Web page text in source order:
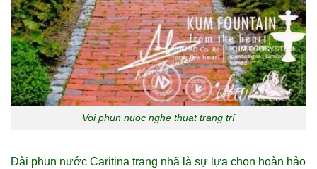
Voi phun nuoc nghe thuat trang trí
Đài phun nước Caritina trang nhã là sự lựa chọn hoàn hảo